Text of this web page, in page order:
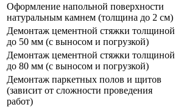
Оформление напольной поверхности
натуральным камнем (толщина до 2 см)
Демонтаж цементной стяжки толщиной
до 50 мм (с выносом и погрузкой)
Демонтаж цементной стяжки толщиной
до 80 мм (с выносом и погрузкой)
Демонтаж паркетных полов и щитов
(зависит от сложности проведения
работ)